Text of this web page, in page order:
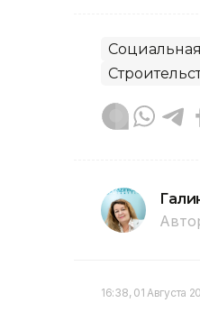
16:38, 01 Августа